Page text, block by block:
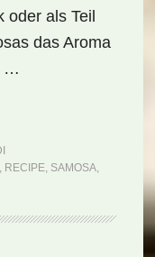
als Teil
das Aroma
…
, RECIPE, SAMOSA,